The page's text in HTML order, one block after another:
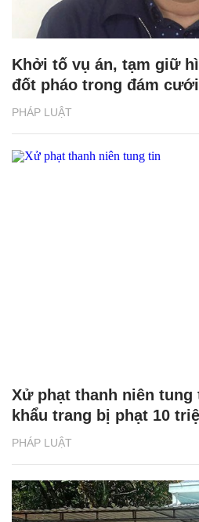
PHÁP LUẬT
Khởi tố vụ án, tạm giữ
đốt pháo trong đám
PHÁP LUẬT
Xử phạt thanh niên
khẩu trang bị phạt 10